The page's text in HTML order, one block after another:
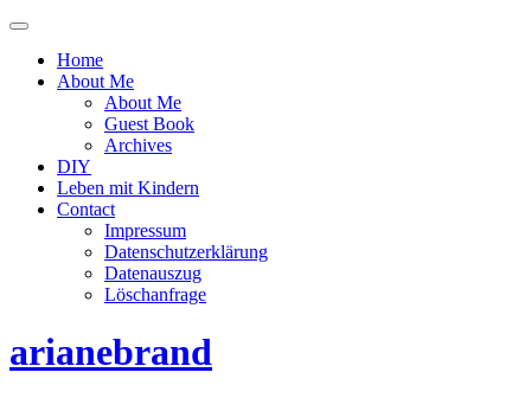
Menü
oder
ausblenden
Home
About Me
About Me
Guest Book
Archives
DIY
Leben mit Kindern
Contact
Impressum
Datenschutzerklärung
Datenauszug
Löschanfrage
arianebrand